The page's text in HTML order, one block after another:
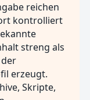
reichen
kontrolliert
streng als
erzeugt.
Skripte,